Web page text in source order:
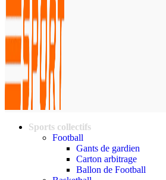
Sports collectifs
Football
Gants de gardien
Carton arbitrage
Ballon de Football